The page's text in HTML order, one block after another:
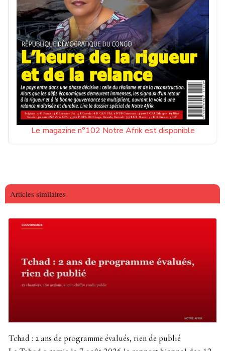
Le magazine n°102 Notre Afrik est disponible
Articles similaires
Tchad : 2 ans de programme évalués, rien de publié